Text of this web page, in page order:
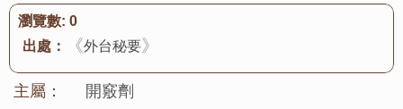
出處： 《外台秘要》
瀏覽數: 0
主屬：
開竅劑